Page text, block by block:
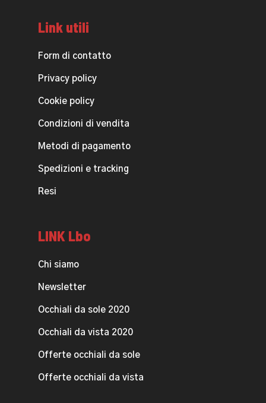
Link utili
Form di contatto
Privacy policy
Cookie policy
Condizioni di vendita
Metodi di pagamento
Spedizioni e tracking
Resi
LINK Lbo
Chi siamo
Newsletter
Occhiali da sole 2020
Occhiali da vista 2020
Offerte occhiali da sole
Offerte occhiali da vista